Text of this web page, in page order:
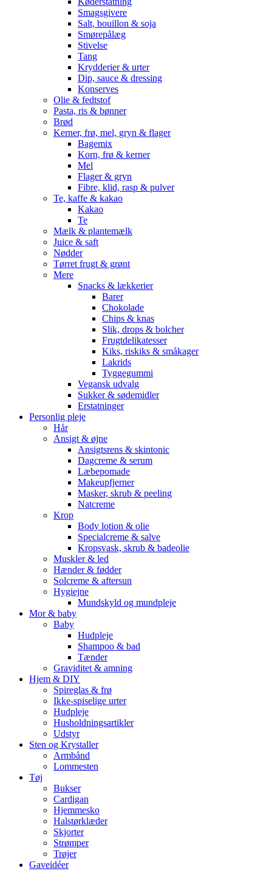
Smagsgivere
Salt, bouillon & soja
Smørepålæg
Stivelse
Tang
Krydderier & urter
Dip, sauce & dressing
Konserves
Olie & fedtstof
Pasta, ris & bønner
Brød
Kerner, frø, mel, gryn & flager
Bagemix
Korn, frø & kerner
Mel
Flager & gryn
Fibre, klid, rasp & pulver
Te, kaffe & kakao
Kakao
Te
Mælk & plantemælk
Juice & saft
Nødder
Tørret frugt & grønt
Mere
Snacks & lækkerier
Barer
Chokolade
Chips & knas
Slik, drops & bolcher
Frugtdelikatesser
Kiks, riskiks & småkager
Lakrids
Tyggegummi
Vegansk udvalg
Sukker & sødemidler
Erstatninger
Personlig pleje
Hår
Ansigt & øjne
Ansigtsrens & skintonic
Dagcreme & serum
Læbepomade
Makeupfjerner
Masker, skrub & peeling
Natcreme
Krop
Body lotion & olie
Specialcreme & salve
Kropsvask, skrub & badeolie
Muskler & led
Hænder & fødder
Solcreme & aftersun
Hygiejne
Mundskyld og mundpleje
Mor & baby
Baby
Hudpleje
Shampoo & bad
Tænder
Graviditet & amning
Hjem & DIY
Spireglas & frø
Ikke-spiselige urter
Hudpleje
Husholdningsartikler
Udstyr
Sten og Krystaller
Armbånd
Lommesten
Tøj
Bukser
Cardigan
Hjemmesko
Halstørklæder
Skjorter
Strømper
Trøjer
Gaveidéer